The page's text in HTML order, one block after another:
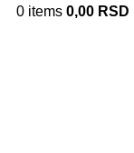
0 items 0,00 RSD